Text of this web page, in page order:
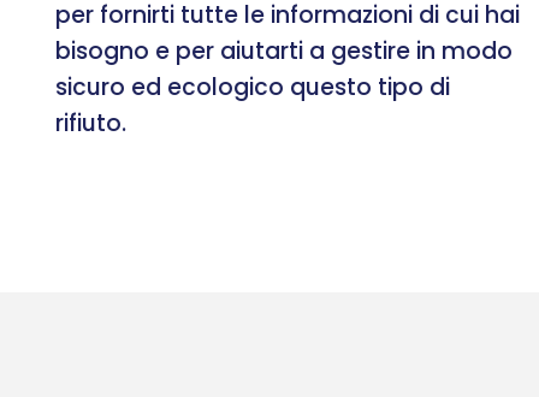
per fornirti tutte le informazioni di cui hai
bisogno e per aiutarti a gestire in modo
sicuro ed ecologico questo tipo di
rifiuto.